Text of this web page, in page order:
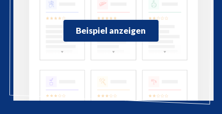
Beispiel anzeigen